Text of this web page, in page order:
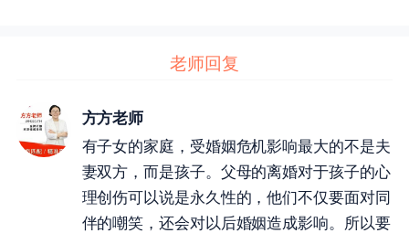
老师回复
方方老师
有子女的家庭，受婚姻危机影响最大的不是夫
妻双方，而是孩子。父母的离婚对于孩子的心
理创伤可以说是永久性的，他们不仅要面对同
伴的嘲笑，还会对以后婚姻造成影响。所以要